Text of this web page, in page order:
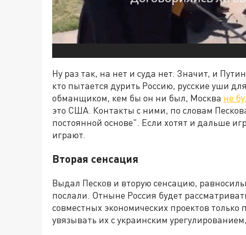
Ну раз так, на нет и суда нет. Значит, и
кто пытается дурить Россию, русские уши
обманщиком, кем бы он ни был, Москва не
это США. Контакты с ними, по словам
постоянной основе". Если хотят и дальше
играют.
Вторая сенсация
Выдал Песков и вторую сенсацию,
послали. Отныне Россия будет
совместных экономических проектов
увязывать их с украинским